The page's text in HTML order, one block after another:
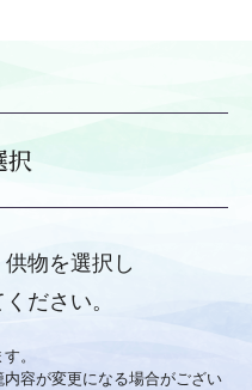
択
物を選択し
ださい。
。
容が変更になる場合がござい